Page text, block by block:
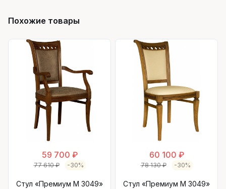
Похожие товары
59 700 ₽
77 610 ₽ -30%
Стул «Премиум М 3049»
60 100 ₽
78 130 ₽ -30%
Стул «Премиум М 3049»